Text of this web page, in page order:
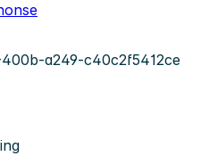
a249-c40c2f5412ce